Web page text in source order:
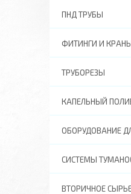
ПНД ТРУБЫ
ФИТИНГИ И
ТРУБОРЕЗЫ
КАПЕЛЬНЫЙ
ОБОРУДОВАНИЕ
СИСТЕМЫ
ВТОРИЧНОЕ